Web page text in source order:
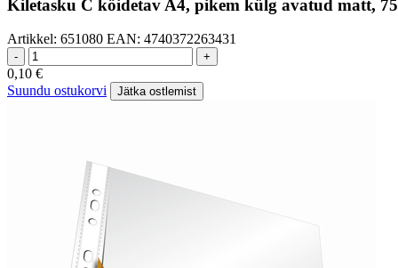
Kiletasku C köidetav A4, pikem külg avatud matt,
Artikkel: 651080 EAN: 4740372263431
- +
0,10 €
Suundu ostukorvi
Jätka ostlemist